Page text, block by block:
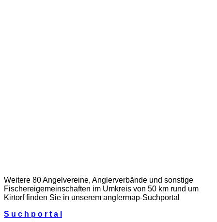
Weitere 80 Angelvereine, Anglerverbände und sonstige
Fischereigemeinschaften im Umkreis von 50 km rund um
Kirtorf finden Sie in unserem anglermap-Suchportal
S u c h p o r t a l